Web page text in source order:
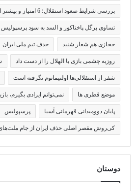
بررسی شرایط صعود استقلال؛ 6 امتیاز و بیشتر از 3 گل!
تساوی پرگل پاختاکور و السد به سود پرسپولیس
حجازی هم شعار شنید حذف تیم ملی ایران
روزبه چشمی بازی با الهلال را از دست داد
شفر از استقلالی‌ها اولتیماتوم نگرفته است
موضع قطری ها نمی‌توانم ایرادی بگیرم،
پایان دوومیدانی قهرمانی آسیا پرسپولیس
کی‌روش مقصر اصلی حذف ایران از جام ملت‌های
دوستان